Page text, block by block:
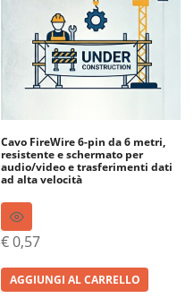
Cavo FireWire 6-pin da 6 metri,
resistente e schermato per
audio/video e trasferimenti dati
ad alta velocità
€0,57
AGGIUNGI AL CARRELLO